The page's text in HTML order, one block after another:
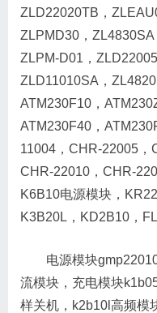
ZLD22020TB，
ZLPMD30，ZL4830SA
ZLPM-D01，
ZLD11010SA，
ATM230F10，
ATM230F40，
11004，CHR-22005，
CHR-22010，CHR-
K6B10电源模块，
K3B20L，KD2B10，
电源模块
流模块，充电模块
样关机，k2b10l高频模